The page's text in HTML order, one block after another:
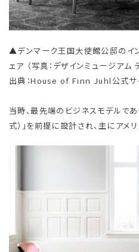
▲デンマーク王国大使館公邸のイ
ェア （写真：デザインミュージアム
出典：House of Finn Juhl公式サ
当時、最先端のビジネスモデルであ
式）」を前提に設計され、主にアメ